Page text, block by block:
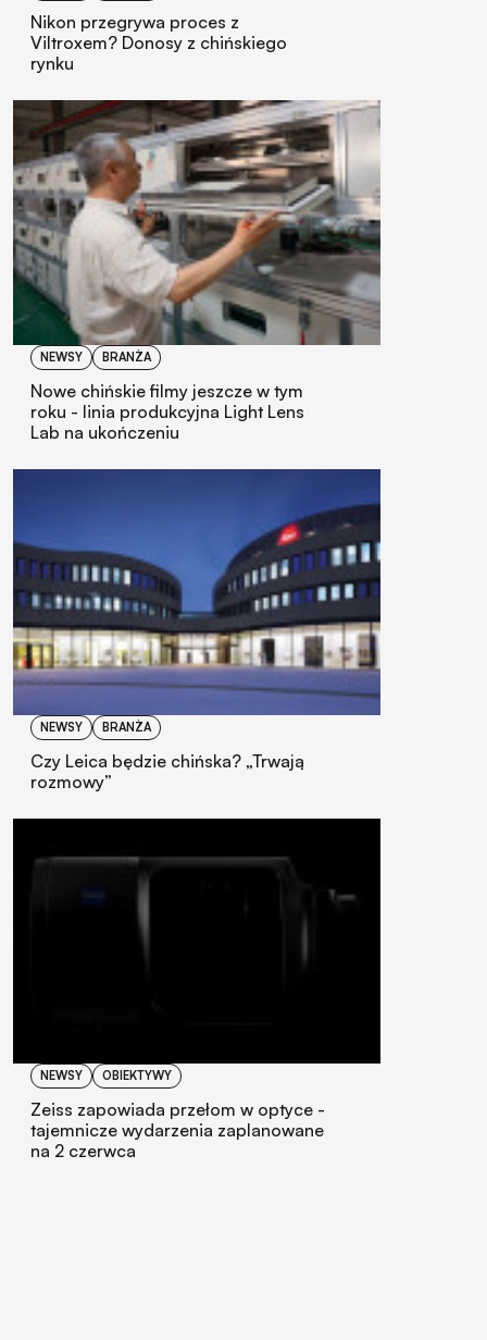
Nikon przegrywa proces z
Viltroxem? Donosy z chińskiego
rynku
NEWSY BRANŻA
Nowe chińskie filmy jeszcze w tym
roku - linia produkcyjna Light Lens
Lab na ukończeniu
NEWSY BRANŻA
Czy Leica będzie chińska? „Trwają
rozmowy”
NEWSY OBIEKTYWY
Zeiss zapowiada przełom w optyce -
tajemnicze wydarzenia zaplanowane
na 2 czerwca